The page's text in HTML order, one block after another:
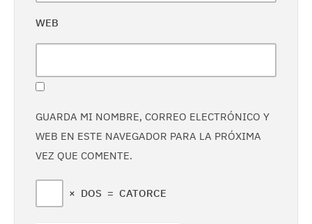
WEB
GUARDA MI NOMBRE, CORREO ELECTRÓNICO Y
WEB EN ESTE NAVEGADOR PARA LA PRÓXIMA
VEZ QUE COMENTE.
× DOS = CATORCE